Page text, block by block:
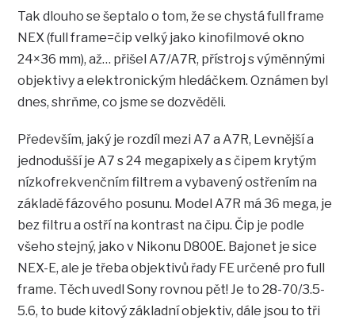
Tak dlouho se šeptalo o tom, že se chystá full frame
NEX (full frame=čip velký jako kinofilmové okno
24×36 mm), až… přišel A7/A7R, přístroj s výměnnými
objektivy a elektronickým hledáčkem. Oznámen byl
dnes, shrňme, co jsme se dozvěděli.
Především, jaký je rozdíl mezi A7 a A7R, Levnější a
jednodušší je A7 s 24 megapixely a s čipem krytým
nízkofrekvenčním filtrem a vybavený ostřením na
základě fázového posunu. Model A7R má 36 mega, je
bez filtru a ostří na kontrast na čipu. Čip je podle
všeho stejný, jako v Nikonu D800E. Bajonet je sice
NEX-E, ale je třeba objektivů řady FE určené pro full
frame. Těch uvedl Sony rovnou pět! Je to 28-70/3.5-
5.6, to bude kitový základní objektiv, dále jsou to tři